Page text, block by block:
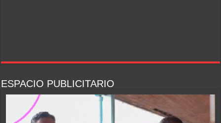
ESPACIO PUBLICITARIO